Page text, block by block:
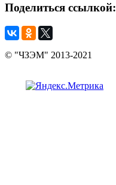
Поделиться ссылкой:
© "ЧЗЭМ" 2013-2021